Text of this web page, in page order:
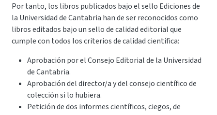
Por tanto, los libros publicados bajo el sello Ediciones de
la Universidad de Cantabria han de ser reconocidos como
libros editados bajo un sello de calidad editorial que
cumple con todos los criterios de calidad científica:
Aprobación por el Consejo Editorial de la Universidad
de Cantabria.
Aprobación del director/a y del consejo científico de
colección si lo hubiera.
Petición de dos informes científicos, ciegos, de